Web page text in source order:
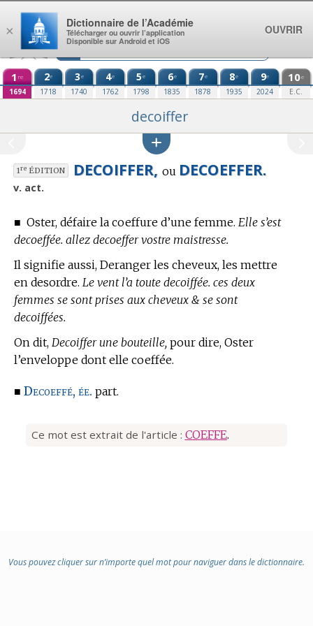
Aller au contenu
1 re
1694
2e
1718
3e
1740
4e
1762
5e
1798
6e
1835
7e
1878
8e
1935
9e
2024
10e
E.C.
decoiffer
1reÉDITION DECOIFFER, ou DECOEFFER.
v. act.
■ Oster, défaire la coeffure d’une femme. Elle s’est
decoeffée. allez decoeffer vostre maistresse.
Il signifie aussi, Deranger les cheveux, les mettre
en desordre. Le vent l’a toute decoiffée. ces deux
femmes se sont prises aux cheveux & se sont
decoiffées.
On dit, Decoiffer une bouteille, pour dire, Oster
l’enveloppe dont elle coeffée.
■ Decoeffé, ée. part.
Ce mot est extrait de l'article : COEFFE.
Vous pouvez cliquer sur n’importe quel mot pour naviguer dans le dictionnaire.
×
Dictionnaire de l’Académie
Télécharger ou ouvrir l’application
Disponible sur Android et iOS
OUVRIR